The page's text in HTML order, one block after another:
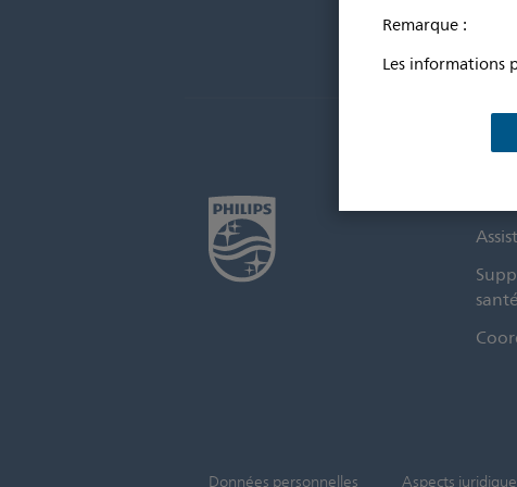
Remarque :
Les informations
santé